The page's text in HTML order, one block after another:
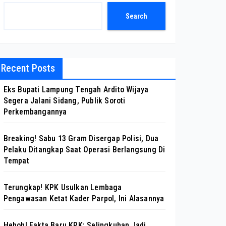
Search
Recent Posts
Eks Bupati Lampung Tengah Ardito Wijaya
Segera Jalani Sidang, Publik Soroti
Perkembangannya
Breaking! Sabu 13 Gram Disergap Polisi, Dua
Pelaku Ditangkap Saat Operasi Berlangsung Di
Tempat
Terungkap! KPK Usulkan Lembaga
Pengawasan Ketat Kader Parpol, Ini Alasannya